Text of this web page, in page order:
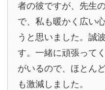
者の彼ですが、先生
で、私も暖かく広い
うと思いました。誠
す。一緒に頑張って
がいるので、ほとん
も激減しました。